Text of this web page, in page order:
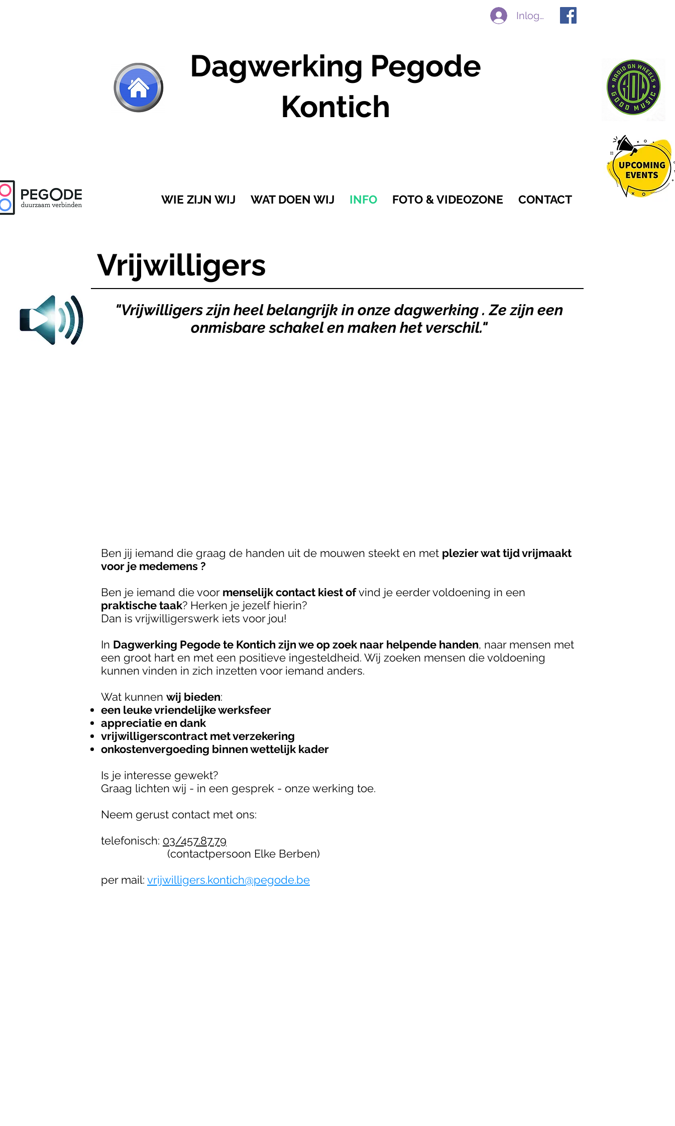
Inloggen
Dagwerking Pegode
Kontich
WIE ZIJN WIJ WAT DOEN WIJ INFO FOTO & VIDEOZONE CONTACT
Vrijwilligers
"Vrijwilligers zijn heel belangrijk in onze dagwerking . Ze zijn een
onmisbare schakel en maken het verschil."
Ben jij iemand die graag de handen uit de mouwen steekt en met plezier wat tijd vrijmaakt
voor je medemens ?
Ben je iemand die voor menselijk contact kiest ofvind je eerder voldoening in een
praktische taak? Herken je jezelf hierin?
Dan is vrijwilligerswerk iets voor jou!
In Dagwerking Pegode te Kontich zijn we op zoek naar helpende handen, naar mensen met
een groot hart en met een positieve ingesteldheid. Wij zoeken mensen die voldoening
kunnen vinden in zich inzetten voor iemand anders.
Wat kunnen wij bieden:
een leuke vriendelijke werksfeer
appreciatie en dank
vrijwilligerscontract met verzekering
onkostenvergoeding binnen wettelijk kader
Is je interesse gewekt?
Graag lichten wij - in een gesprek - onze werking toe.
Neem gerust contact met ons:
telefonisch: 03/457.87.79
(contactpersoon Elke Berben)
per mail: vrijwilligers.kontich@pegode.be